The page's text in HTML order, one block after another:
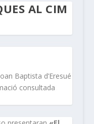
AL CIM
Baptista d’Eresué
consultada